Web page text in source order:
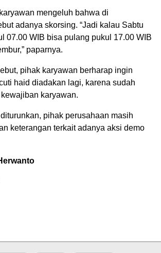
mengeluh bahwa di
adanya skorsing. “Jadi kalau Sabtu
07.00 WIB bisa pulang pukul 17.00 WIB
paparnya.
pihak karyawan berharap ingin
haid diadakan lagi, karena sudah
karyawan.
pihak perusahaan masih
keterangan terkait adanya aksi demo